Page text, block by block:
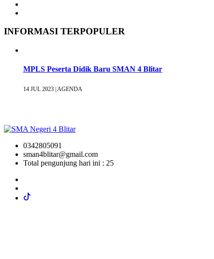
INFORMASI TERPOPULER
MPLS Peserta Didik Baru SMAN 4 Blitar
14 JUL 2023 | AGENDA
0342805091
sman4blitar@gmail.com
Total pengunjung hari ini : 25